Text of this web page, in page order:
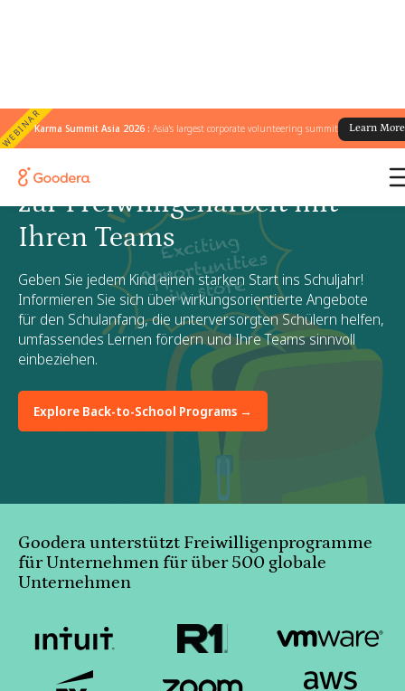
WEBINARKarma Summit Asia 2026 :Asia's largest corporate volunteering summit Learn More
Zurück in die Schule
zur Freiwilligenarbeit mit
Ihren Teams
Geben Sie jedem Kind einen starken Start ins Schuljahr!
Informieren Sie sich über wirkungsorientierte Angebote
für den Schulanfang, die unterversorgten Schülern helfen,
umfassendes Lernen fördern und Ihre Teams sinnvoll
einbeziehen.
Explore Back-to-School Programs →
Goodera unterstützt Freiwilligenprogramme
für Unternehmen für über 500 globale
Unternehmen